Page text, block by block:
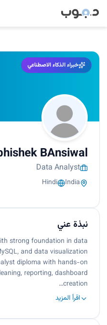
خبراء الذكاء الاصطناعي
BAnsiwal
Data Analyst
India
Hindi
نبذة عني
strong foundation in data
and data visualization
diploma with hands-on
reporting, dashboard
creation…
اقرأ المزيد